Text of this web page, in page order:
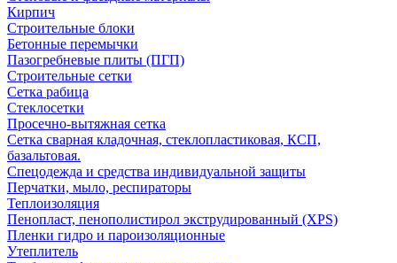
Кирпич
Строительные блоки
Бетонные перемычки
Пазогребневые плиты (ПГП)
Строительные сетки
Сетка рабица
Стеклосетки
Просечно-вытяжная сетка
Сетка сварная кладочная, стеклопластиковая, КСП,
базальтовая.
Спецодежда и средства индивидуальной защиты
Перчатки, мыло, респираторы
Теплоизоляция
Пенопласт, пенополистирол экструдированный (XPS)
Пленки гидро и пароизоляционные
Утеплитель